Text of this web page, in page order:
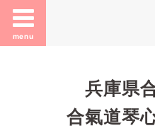
menu
兵庫県
合氣道琴